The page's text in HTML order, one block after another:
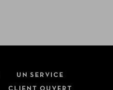
UN SERVICE